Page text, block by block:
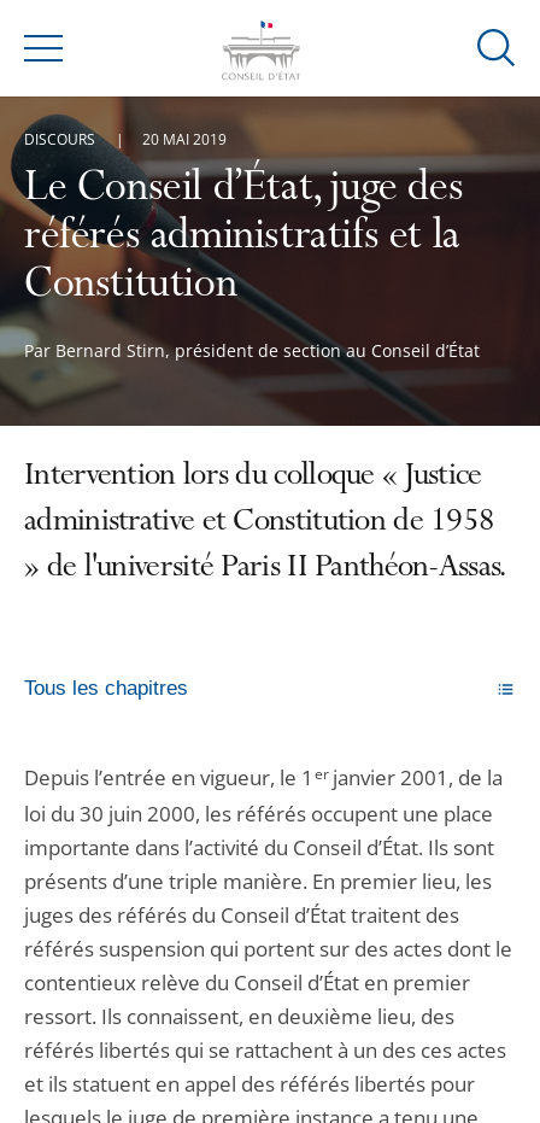
Menu
Ouvrir
Le Conseil d’État, juge des
référés administratifs et la
Constitution
Par Bernard Stirn, président de section au Conseil d’État
DISCOURS 20 MAI 2019
Intervention lors du colloque « Justice
administrative et Constitution de 1958
» de l'université Paris II Panthéon-Assas.
Tous les chapitres
Depuis l’entrée en vigueur, le 1 erjanvier 2001, de la
loi du 30 juin 2000, les référés occupent une place
importante dans l’activité du Conseil d’État. Ils sont
présents d’une triple manière. En premier lieu, les
juges des référés du Conseil d’État traitent des
référés suspension qui portent sur des actes dont le
contentieux relève du Conseil d’État en premier
ressort. Ils connaissent, en deuxième lieu, des
référés libertés qui se rattachent à un des ces actes
et ils statuent en appel des référés libertés pour